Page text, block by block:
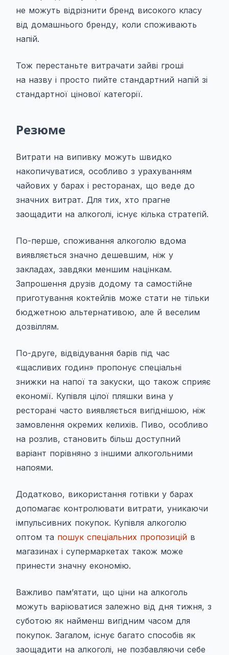
не можуть відрізнити бренд високого класу
від домашнього бренду, коли споживають
напій.
Тож перестаньте витрачати зайві гроші
на назву і просто пийте стандартний напій зі
стандартної цінової категорії.
Резюме
Витрати на випивку можуть швидко
накопичуватися, особливо з урахуванням
чайових у барах і ресторанах, що веде до
значних витрат. Для тих, хто прагне
заощадити на алкоголі, існує кілька стратегій.
По-перше, споживання алкоголю вдома
виявляється значно дешевшим, ніж у
закладах, завдяки меншим націнкам.
Запрошення друзів додому та самостійне
приготування коктейлів може стати не тільки
бюджетною альтернативою, але й веселим
дозвіллям.
По-друге, відвідування барів під час
«щасливих годин» пропонує спеціальні
знижки на напої та закуски, що також сприяє
економії. Купівля цілої пляшки вина у
ресторані часто виявляється вигіднішою, ніж
замовлення окремих келихів. Пиво, особливо
на розлив, становить більш доступний
варіант порівняно з іншими алкогольними
напоями.
Додатково, використання готівки у барах
допомагає контролювати витрати, уникаючи
імпульсивних покупок. Купівля алкоголю
оптом та пошук спеціальних пропозицій в
магазинах і супермаркетах також може
принести значну економію.
Важливо пам’ятати, що ціни на алкоголь
можуть варіюватися залежно від дня тижня, з
суботою як найменш вигідним часом для
покупок. Загалом, існує багато способів як
заощадити на алкоголі, не позбавляючи себе